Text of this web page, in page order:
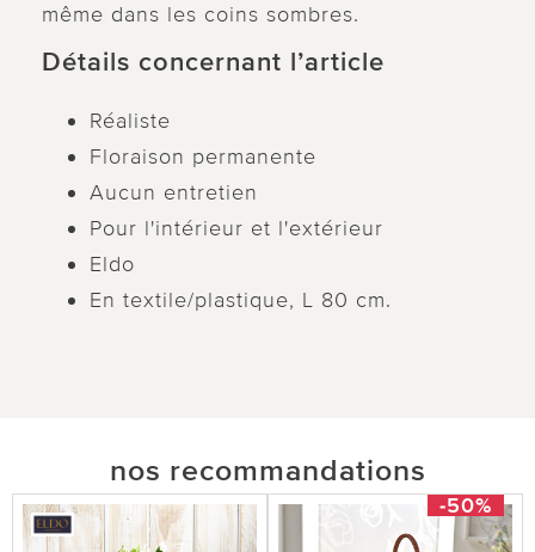
même dans les coins sombres.
Détails concernant l’article
Réaliste
Floraison permanente
Aucun entretien
Pour l'intérieur et l'extérieur
Eldo
En textile/plastique, L 80 cm.
nos recommandations
-50%